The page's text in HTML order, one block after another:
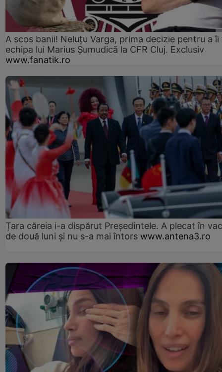
A scos banii! Neluțu Varga, prima decizie pentru a îi
echipa lui Marius Șumudică la CFR Cluj. Exclusiv
www.fanatik.ro
Țara căreia i-a dispărut Președintele. A plecat în
de două luni și nu s-a mai întors www.antena3.ro